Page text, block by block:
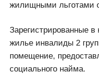
жилищными льготами
Зарегистрированные
жилье инвалиды 2
помещение,
социального найма.